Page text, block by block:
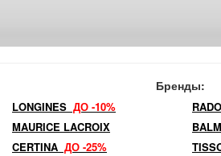
Бренды:
LONGINES ДО -10% RADO
MAURICE LACROIX
CERTINA ДО -25%